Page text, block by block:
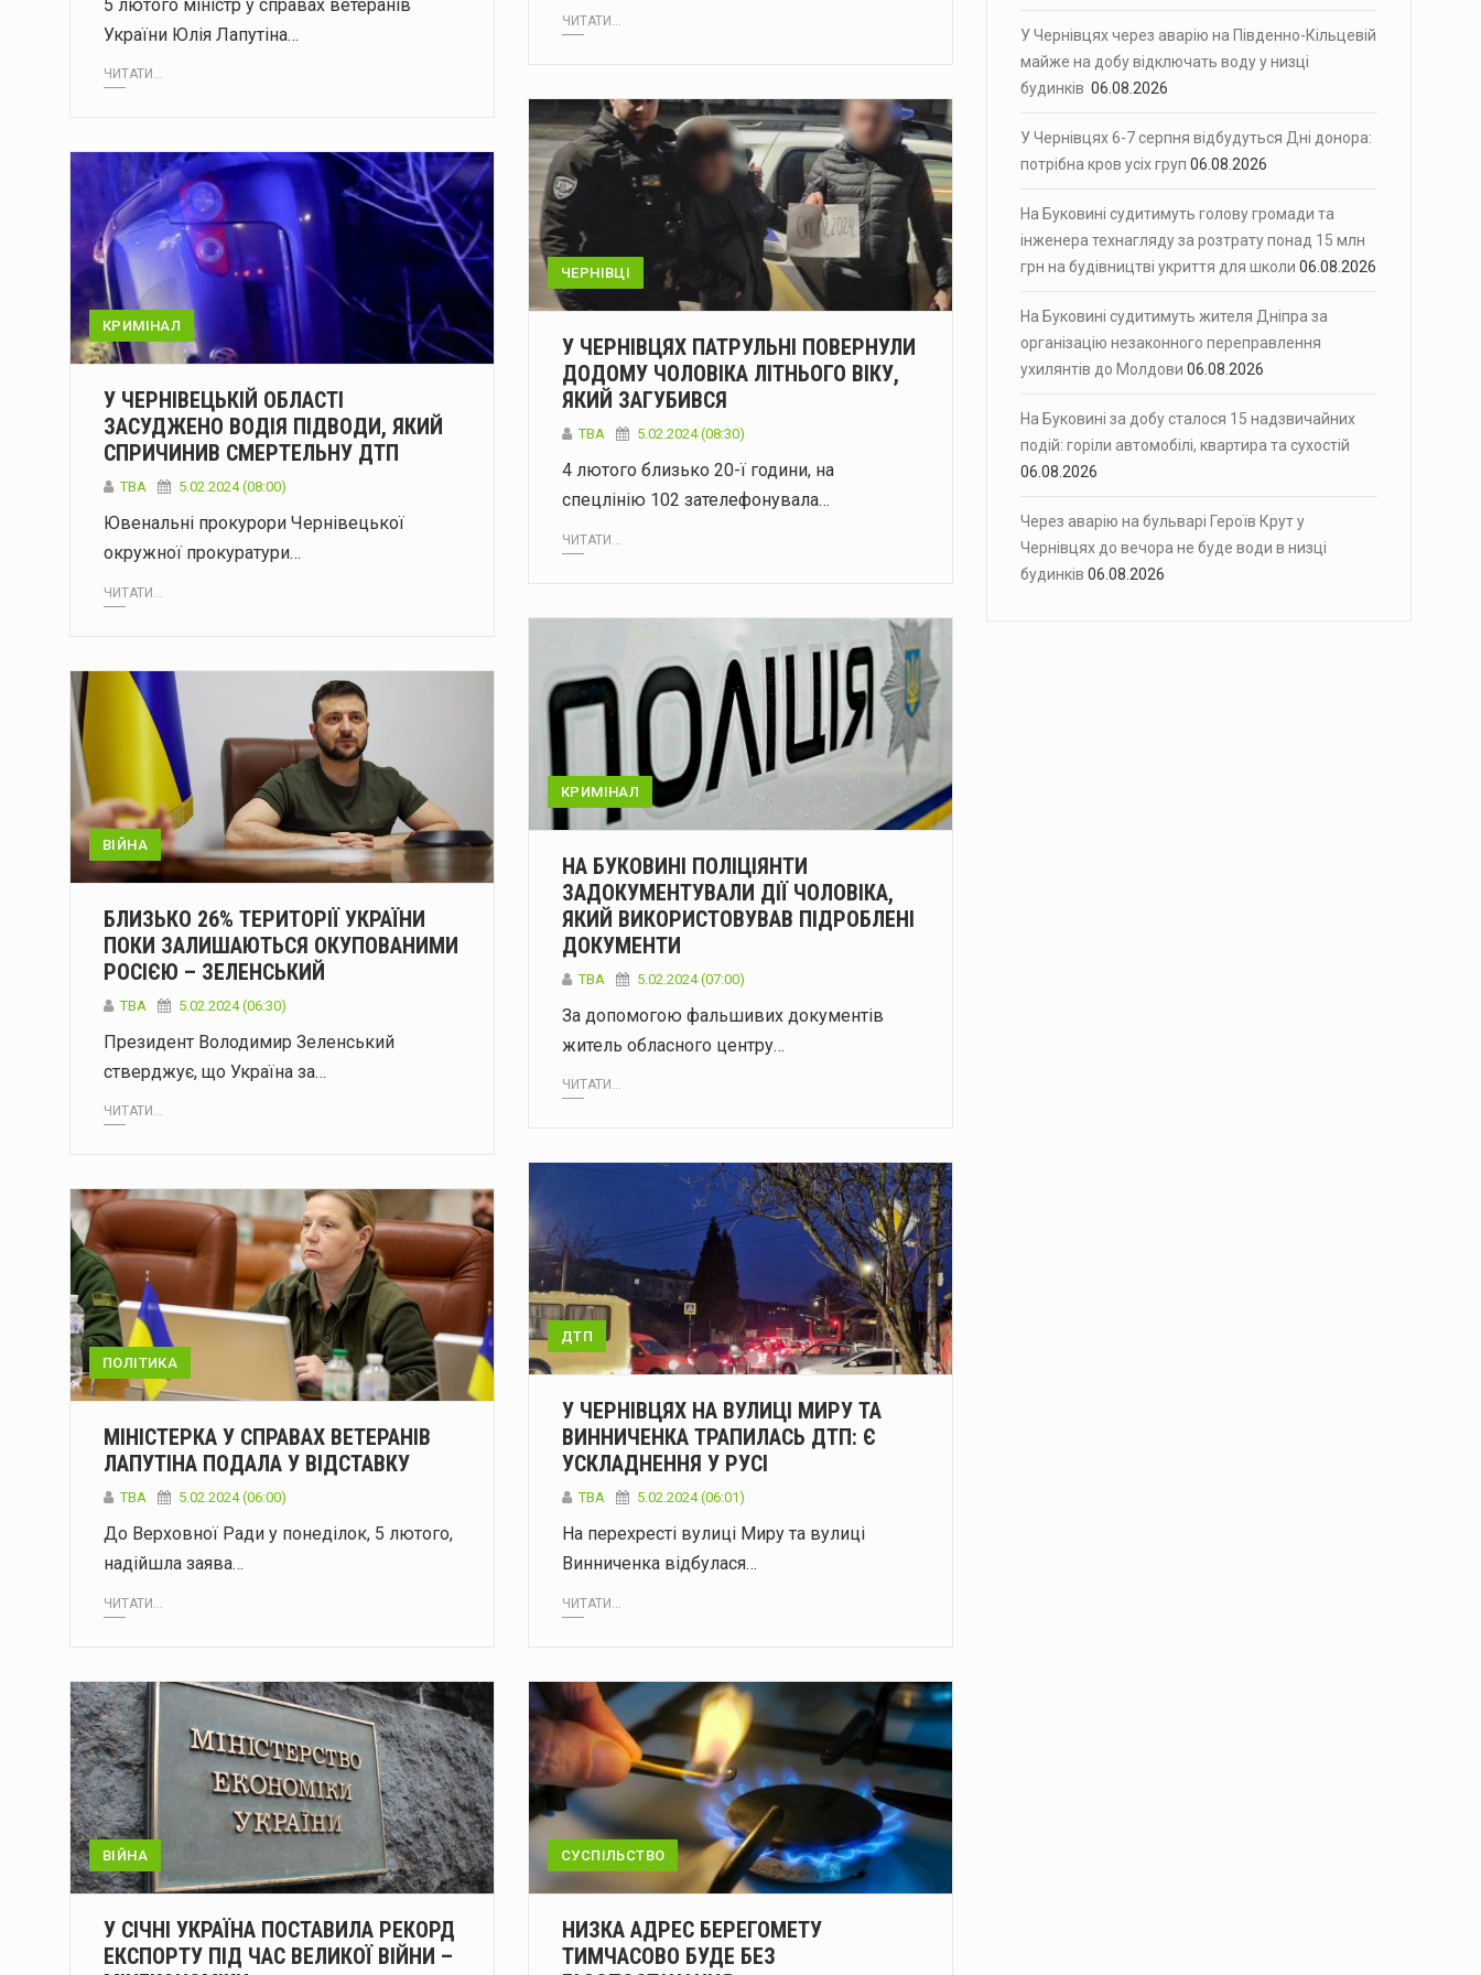
5 лютого міністр у справах ветеранів
України Юлія Лапутіна…
ЧИТАТИ...
ЧИТАТИ...
ЧЕРНІВЦІ
У ЧЕРНІВЦЯХ ПАТРУЛЬНІ ПОВЕРНУЛИ
ДОДОМУ ЧОЛОВІКА ЛІТНЬОГО ВІКУ,
ЯКИЙ ЗАГУБИВСЯ
ТВА 5.02.2024 (08:30)
4 лютого близько 20-ї години, на
спецлінію 102 зателефонувала…
ЧИТАТИ...
КРИМІНАЛ
У ЧЕРНІВЕЦЬКІЙ ОБЛАСТІ
ЗАСУДЖЕНО ВОДІЯ ПІДВОДИ, ЯКИЙ
СПРИЧИНИВ СМЕРТЕЛЬНУ ДТП
ТВА 5.02.2024 (08:00)
Ювенальні прокурори Чернівецької
окружної прокуратури…
ЧИТАТИ...
КРИМІНАЛ
НА БУКОВИНІ ПОЛІЦІЯНТИ
ЗАДОКУМЕНТУВАЛИ ДІЇ ЧОЛОВІКА,
ЯКИЙ ВИКОРИСТОВУВАВ ПІДРОБЛЕНІ
ДОКУМЕНТИ
ТВА 5.02.2024 (07:00)
За допомогою фальшивих документів
житель обласного центру…
ЧИТАТИ...
ВІЙНА
БЛИЗЬКО 26% ТЕРИТОРІЇ УКРАЇНИ
ПОКИ ЗАЛИШАЮТЬСЯ ОКУПОВАНИМИ
РОСІЄЮ – ЗЕЛЕНСЬКИЙ
ТВА 5.02.2024 (06:30)
Президент Володимир Зеленський
стверджує, що Україна за…
ЧИТАТИ...
ДТП
У ЧЕРНІВЦЯХ НА ВУЛИЦІ МИРУ ТА
ВИННИЧЕНКА ТРАПИЛАСЬ ДТП: Є
УСКЛАДНЕННЯ У РУСІ
ТВА 5.02.2024 (06:01)
На перехресті вулиці Миру та вулиці
Винниченка відбулася…
ЧИТАТИ...
ПОЛІТИКА
МІНІСТЕРКА У СПРАВАХ ВЕТЕРАНІВ
ЛАПУТІНА ПОДАЛА У ВІДСТАВКУ
ТВА 5.02.2024 (06:00)
До Верховної Ради у понеділок, 5 лютого,
надійшла заява…
ЧИТАТИ...
ВІЙНА
У СІЧНІ УКРАЇНА ПОСТАВИЛА РЕКОРД
ЕКСПОРТУ ПІД ЧАС ВЕЛИКОЇ ВІЙНИ –
СУСПІЛЬСТВО
НИЗКА АДРЕС БЕРЕГОМЕТУ
ТИМЧАСОВО БУДЕ БЕЗ
У Чернівцях через аварію на Південно-Кільцевій
майже на добу відключать воду у низці
будинків 06.08.2026
У Чернівцях 6-7 серпня відбудуться Дні донора:
потрібна кров усіх груп 06.08.2026
На Буковині судитимуть голову громади та
інженера технагляду за розтрату понад 15 млн
грн на будівництві укриття для школи 06.08.2026
На Буковині судитимуть жителя Дніпра за
організацію незаконного переправлення
ухилянтів до Молдови 06.08.2026
На Буковині за добу сталося 15 надзвичайних
подій: горіли автомобілі, квартира та сухостій
06.08.2026
Через аварію на бульварі Героїв Крут у
Чернівцях до вечора не буде води в низці
будинків 06.08.2026